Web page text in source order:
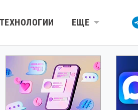
ТЕХНОЛОГИИ ЕЩЕ